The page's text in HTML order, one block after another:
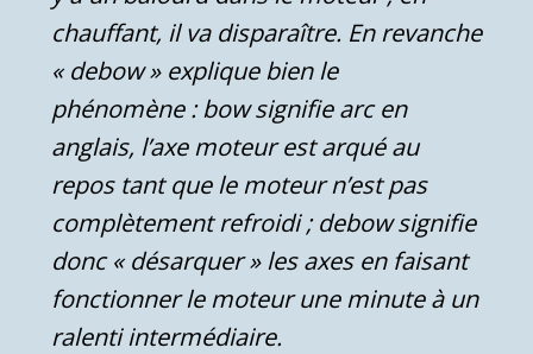
chauffant, il va disparaître. En revanche
« debow » explique bien le
phénomène : bow signifie arc en
anglais, l’axe moteur est arqué au
repos tant que le moteur n’est pas
complètement refroidi ; debow signifie
donc « désarquer » les axes en faisant
fonctionner le moteur une minute à un
ralenti intermédiaire.